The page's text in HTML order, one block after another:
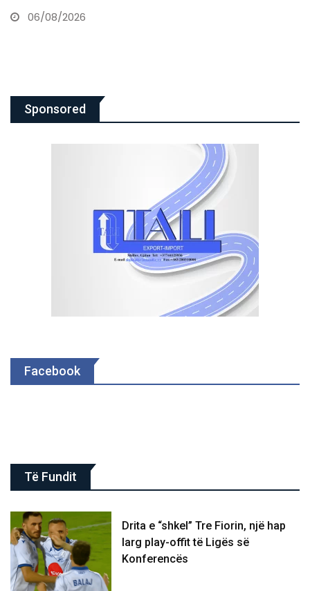
Sponsored
Facebook
Të Fundit
Drita e “shkel” Tre Fiorin, një hap
larg play-offit të Ligës së
Konferencës